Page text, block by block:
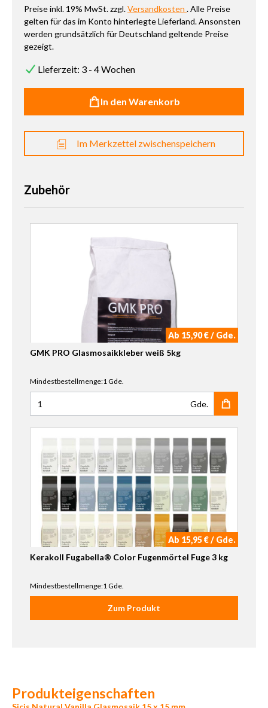
Preise inkl. 19% MwSt. zzgl.Versandkosten . Alle Preise
gelten für das im Konto hinterlegte Lieferland. Ansonsten
werden grundsätzlich für Deutschland geltende Preise
gezeigt.
Lieferzeit: 3 - 4 Wochen
In den Warenkorb
Im Merkzettel zwischenspeichern
Zubehör
Ab 15,90 € / Gde.
GMK PRO Glasmosaikkleber weiß 5kg
Mindestbestellmenge:1 Gde.
Anzahl für GMK PRO Glasmosaikkleber weiß 5kg
Gde.
Ab 15,95 € / Gde.
Kerakoll Fugabella® Color Fugenmörtel Fuge 3 kg
Mindestbestellmenge:1 Gde.
Zum Produkt
Produkteigenschaften